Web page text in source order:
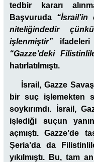
tedbir kararı
Başvuruda
niteliğindedir
işlenmiştir”
“Gazze’deki
hatırlatılmıştı.
İsrail, Gazze
bir suç işlemekten
soykırımdı. İsrail,
işlediği suçun
açmıştı. Gazze’de
Şeria’da da
yıkılmıştı. Bu, tam